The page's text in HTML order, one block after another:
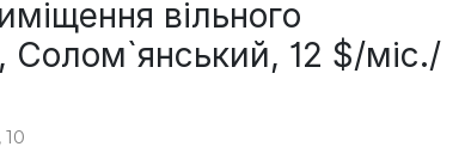
вільного
Солом`янський, 12 $/міс./